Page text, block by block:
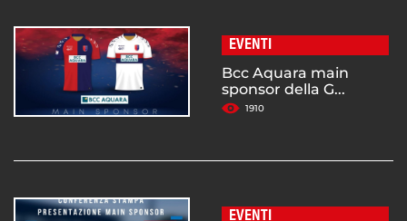
EVENTI
Bcc Aquara main
sponsor della G...
1910
EVENTI